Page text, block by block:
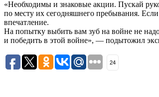
«Необходимы и знаковые акции. Пускай
по месту их сегодняшнего пребывания.
впечатление.
На попытку выбить вам зуб на войне не
и победить в этой войне», — подытожил
24